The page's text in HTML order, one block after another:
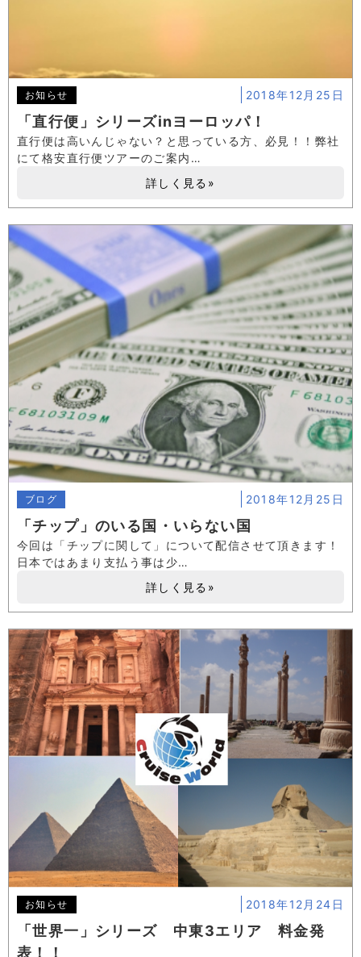
「直行便」シリーズinヨーロッパ！
お知らせ 2018年12月25日
直行便は高いんじゃない？と思っている方、必見！！弊社
にて格安直行便ツアーのご案内…
詳しく見る»
「チップ」のいる国・いらない国
ブログ 2018年12月25日
今回は「チップに関して」について配信させて頂きます！
日本ではあまり支払う事は少…
詳しく見る»
「世界一」シリーズ 中東3エリア 料金発
表！！
お知らせ 2018年12月24日